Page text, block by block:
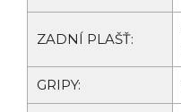
ZADNÍ PLAŠŤ:
GRIPY: